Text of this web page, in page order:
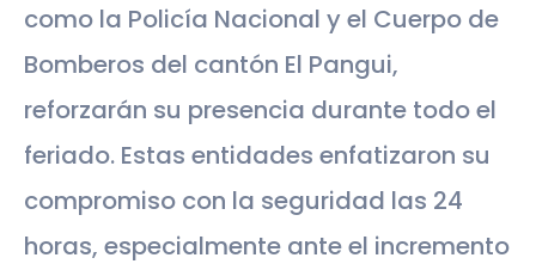
como la Policía Nacional y el Cuerpo de
Bomberos del cantón El Pangui,
reforzarán su presencia durante todo el
feriado. Estas entidades enfatizaron su
compromiso con la seguridad las 24
horas, especialmente ante el incremento